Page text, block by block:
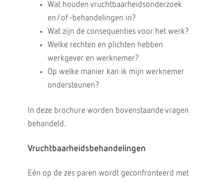
Wat houden vruchtbaarheidsonderzoek
en/of -behandelingen in?
Wat zijn de consequenties voor het werk?
Welke rechten en plichten hebben
werkgever en werknemer?
Op welke manier kan ik mijn werknemer
ondersteunen?
In deze brochure worden bovenstaande vragen
behandeld.
Vruchtbaarheidsbehandelingen
Eén op de zes paren wordt geconfronteerd met